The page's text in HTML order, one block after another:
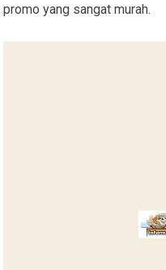
promo yang sangat murah.